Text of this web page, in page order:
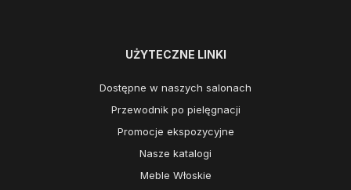
UŻYTECZNE LINKI
Dostępne w naszych salonach
Przewodnik po pielęgnacji
Promocje ekspozycyjne
Nasze katalogi
Meble Włoskie